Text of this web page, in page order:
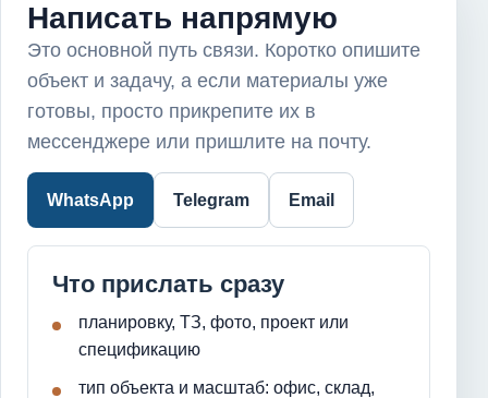
Написать напрямую
Это основной путь связи. Коротко опишите
объект и задачу, а если материалы уже
готовы, просто прикрепите их в
мессенджере или пришлите на почту.
WhatsApp Telegram Email
Что прислать сразу
планировку, ТЗ, фото, проект или
спецификацию
тип объекта и масштаб: офис, склад,